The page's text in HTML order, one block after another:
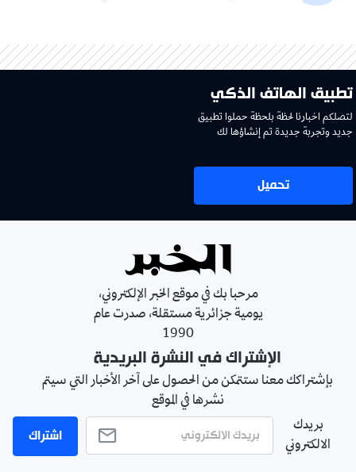
تطبيق الهاتف الذكي
لتصلكم اخبارنا لحظة بلحظة حملوا تطبيق
جديد وتجربة جديدة تم إنشاؤها لك
تحميل
مرحبا بك في موقع الخبر الإلكتروني،
يومية جزائرية مستقلة، صدرت عام
1990
الإشتراك في النشرة البريدية
بإشتراكك معنا ستتمكن من الحصول على آخر الأخبار التي سيتم
نشرها في الموقع
بريدك
الالكتروني
اشتراك